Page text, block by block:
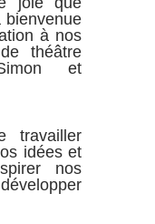
bienvenue
à nos
théâtre
et
travailler
idées et
nos